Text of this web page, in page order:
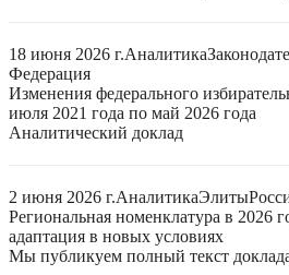
18 июня 2026 г.Аналитика
Федерация
Изменения федерального
июля 2021 года по май 2026 года
Аналитический доклад
2 июня 2026 г.АналитикаЭлиты
Региональная номенклатура в 2026
адаптация в новых условиях
Мы публикуем полный текст